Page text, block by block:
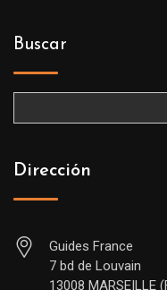
Buscar
Dirección
Guides France
7 bd de Louvain
13008 MARSEILLE